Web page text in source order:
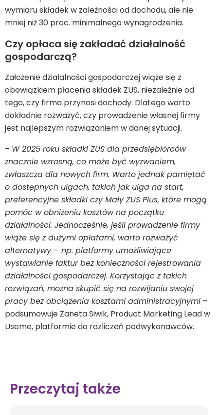
wymiaru składek w zależności od dochodu, ale nie
mniej niż 30 proc. minimalnego wynagrodzenia.
Czy opłaca się zakładać działalność
gospodarczą?
Założenie działalności gospodarczej wiąże się z
obowiązkiem płacenia składek ZUS, niezależnie od
tego, czy firma przynosi dochody. Dlatego warto
dokładnie rozważyć, czy prowadzenie własnej firmy
jest najlepszym rozwiązaniem w danej sytuacji.
– W 2025 roku składki ZUS dla przedsiębiorców
znacznie wzrosną, co może być wyzwaniem,
zwłaszcza dla nowych firm. Warto jednak pamiętać
o dostępnych ulgach, takich jak ulga na start,
preferencyjne składki czy Mały ZUS Plus, które mogą
pomóc w obniżeniu kosztów na początku
działalności. Jednocześnie, jeśli prowadzenie firmy
wiąże się z dużymi opłatami, warto rozważyć
alternatywy – np. platformy umożliwiające
wystawianie faktur bez konieczności rejestrowania
działalności gospodarczej. Korzystając z takich
rozwiązań, można skupić się na rozwijaniu swojej
pracy bez obciążenia kosztami administracyjnymi –
podsumowuje Żaneta Siwik, Product Marketing Lead w
Useme, platformie do rozliczeń podwykonawców.
Przeczytaj także